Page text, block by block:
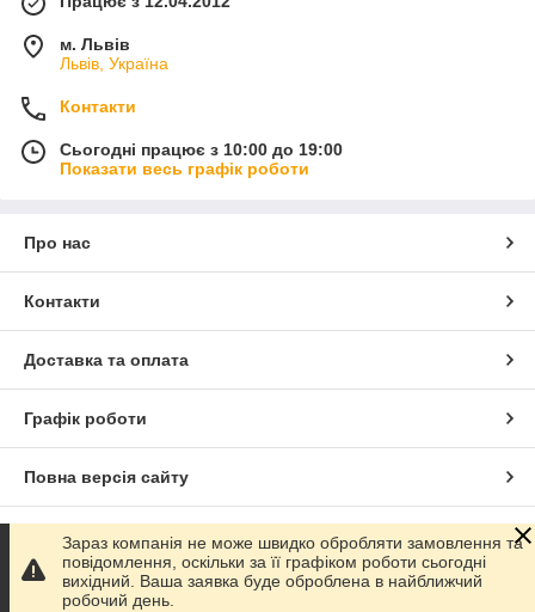
м. Львів
Львів, Україна
Контакти
Сьогодні працює з 10:00 до 19:00
Показати весь графік роботи
Про нас
Контакти
Доставка та оплата
Графік роботи
Повна версія сайту
Сайт створено на маркетплейсі Prom.ua
Політика конфіденційності
Зараз компанія не може швидко обробляти замовлення та
повідомлення, оскільки за її графіком роботи сьогодні
вихідний. Ваша заявка буде оброблена в найближчий
робочий день.